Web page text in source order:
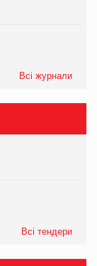
Всі журнали
Всі тендери